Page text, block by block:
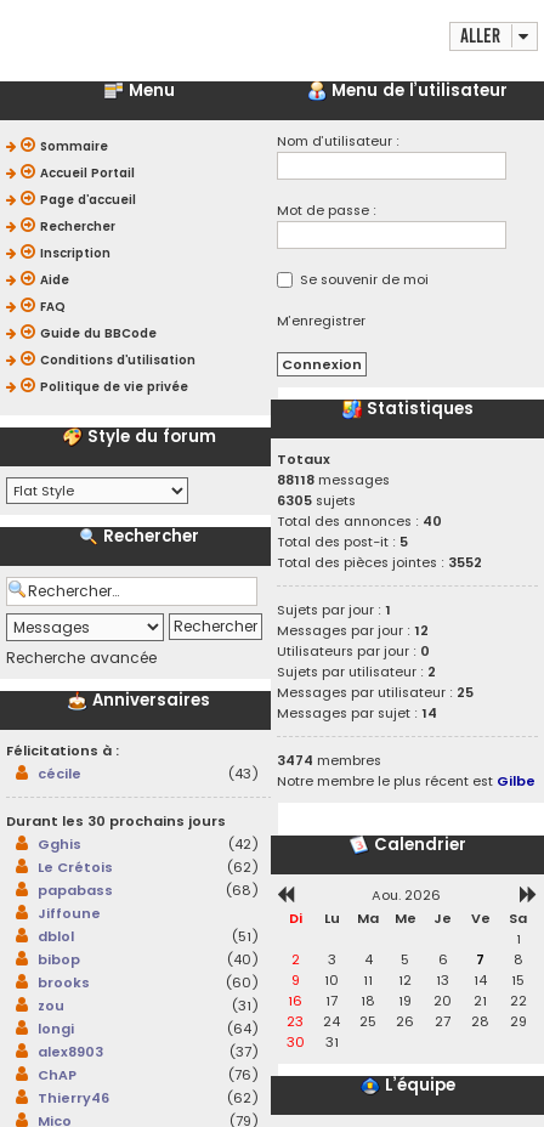
Aller
Menu
Sommaire
Accueil Portail
Page d’accueil
Rechercher
Inscription
Aide
FAQ
Guide du BBCode
Conditions d’utilisation
Politique de vie privée
Style du forum
Rechercher
Recherche avancée
Anniversaires
Félicitations à :
cécile
(43)
Durant les 30 prochains jours
Gghis
(42)
Le Crétois
(62)
papabass
(68)
Jiffoune
dblol
(51)
bibop
(40)
brooks
(60)
zou
(31)
longi
(64)
alex8903
(37)
ChAP
(76)
Thierry46
(62)
Mico
(79)
Menu de l’utilisateur
Nom d’utilisateur :
Mot de passe :
Se souvenir de moi
M’enregistrer
Statistiques
Totaux
88118 messages
6305 sujets
Total des annonces : 40
Total des post-it : 5
Total des pièces jointes : 3552
Sujets par jour :1
Messages par jour :12
Utilisateurs par jour : 0
Sujets par utilisateur : 2
Messages par utilisateur : 25
Messages par sujet :14
3474 membres
Notre membre le plus récent est Gilbe
Calendrier
Aou. 2026
Di
Lu Ma Me Je Ve
Sa
1
2
3 4 5 6 7
8
9
10 11 12 13 14
15
16
17 18 19 20 21
22
23
24 25 26 27 28
29
30
31
L’équipe